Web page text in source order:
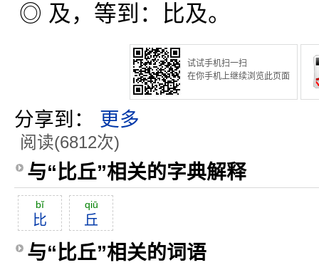
◎ 及，等到：比及。
试试手机扫一扫
在你手机上继续浏览此页面
分享到： 更多
阅读(6812次)
与“比丘”相关的字典解释
bĭ
比
qiū
丘
与“比丘”相关的词语